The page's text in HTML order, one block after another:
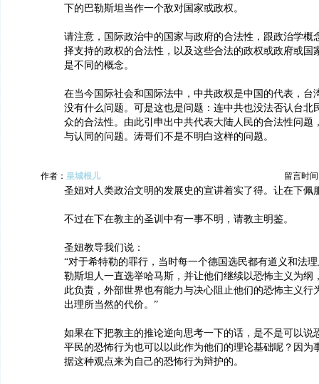
下的巴勒斯坦当作一个敌对国家或政权。
请注意，国际政治中的国家与政府的合法性，跟政治学概
择支持的政权的合法性，以及这些合法的政权或政府或国
是不同的概念。
在当今国际社会和国际法中，中共政权是中国的代表，台
没有什么问题。可是这也是问题：连中共也没法否认台北
众的合法性。由此引申出中共代表大陆人民的合法性问题
与认同的问题。涛哥们不是不明白这样的问题。
作者： 皇城根儿 留言时间
圣妞对人类政治文明的发展史的宣讲着实了得。让在下佩
不过在下在教主的圣训中有一事不明，请教主明鉴。
圣妞教导我们说：
“对于希特勒的罪行，当时每一个德国选民都有道义和法
勒斯坦人一直选举哈马斯，并让他们继续以恐怖主义为纲
此负责，外部世界也有能力与决心阻止他们的恐怖主义行
出理所当然的代价。”
如果在下把教主的推论逆向思考一下的话，是不是可以说
平民的恐怖行为也可以以此作为他们的理论基础呢？因为
据这种观点来为自己的恐怖行为辩护的。